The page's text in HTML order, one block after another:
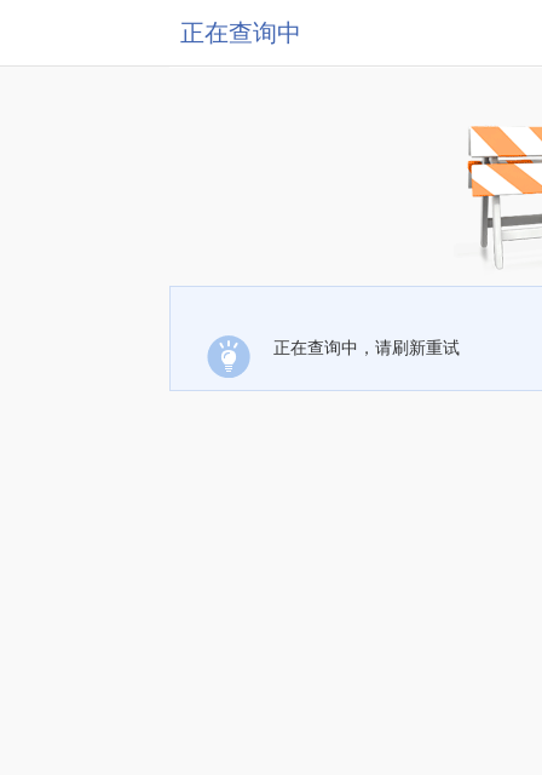
正在查询中
正在查询中，请刷新重试